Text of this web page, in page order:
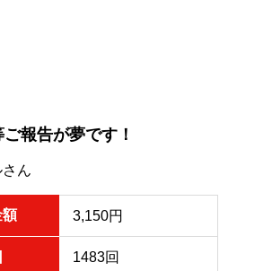
報告が夢です！
ん
額 3,150円
1483回